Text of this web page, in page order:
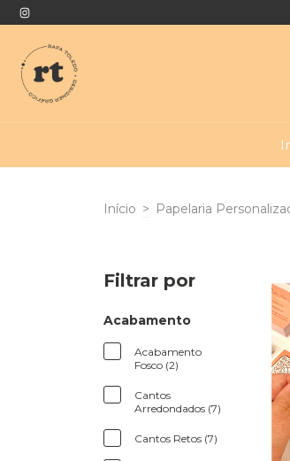
Início > Papelaria
Filtrar por
Acabamento
Acabamento
Fosco (2)
Cantos
Arredondados (7)
Cantos Retos (7)